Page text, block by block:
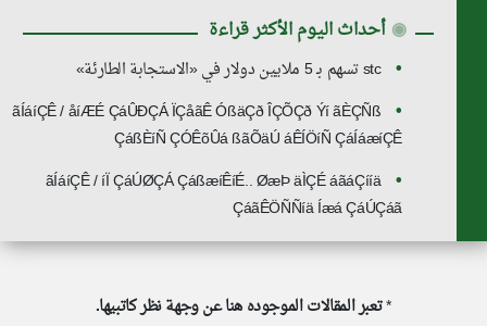
◉ أحداث اليوم الأكثر قراءة
stc تسهم بـ 5 ملايين دولار في «الاستجابة الطارئة»
ãÍáíÇÊ / åíÆÉ ÇáÛÐÇÁ ÏÇåãÊ ÓßäÇð ÎÇÕÇð Ýí ãÈÇÑß
ÇáßÈíÑ ÇÓÊõÛá ßãÕäÚ áÊÍÖíÑ ÇáÍáæíÇÊ
ãÍáíÇÊ / íÏ ÇáÚØÇÁ ÇáßæíÊíÉ.. ØæÞ äÌÇÉ áãáÇííä
ÇáãÊÖÑÑíä Íæá ÇáÚÇáã
*تعبر المقالات الموجوده هنا عن وجهة نظر كاتبيها.